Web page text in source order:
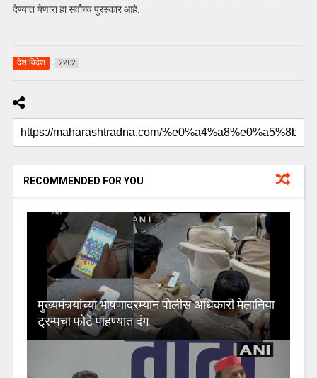
देण्यात येणारा हा सर्वोच्च पुरस्कार आहे.
देश विदेश 2202
RECOMMENDED FOR YOU
मुख्यमंत्र्यांच्या भाषणादरम्यान पोलीस अधिकारी मेलानिया
ट्रम्पचा फोटे पाहण्यात दंग